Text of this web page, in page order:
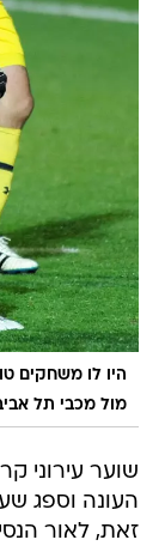
היו לו משחקים
מול מכבי תל
שוער עירוני
העונה וספג
זאת, לאור